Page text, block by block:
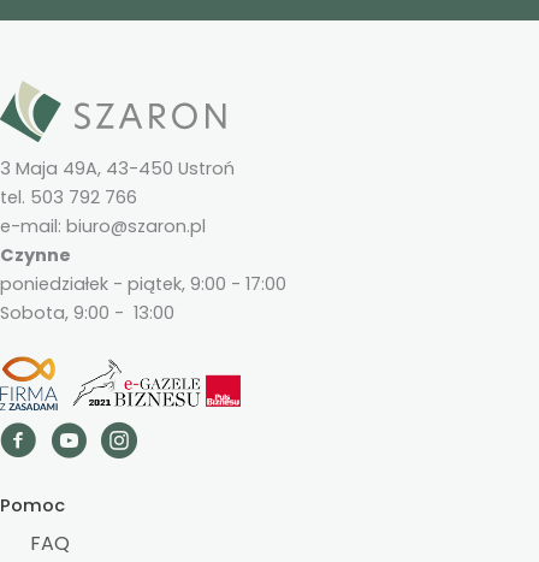
3 Maja 49A, 43-450 Ustroń
tel. 503 792 766
e-mail: biuro@szaron.pl
Czynne
poniedziałek - piątek, 9:00 - 17:00
Sobota, 9:00 - 13:00
Pomoc
FAQ